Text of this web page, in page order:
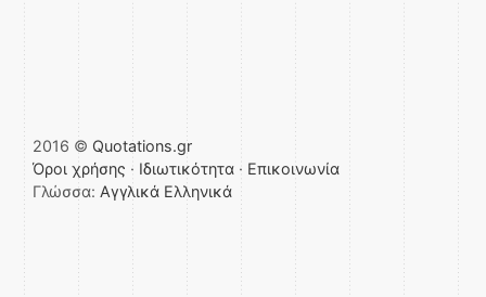
2016 © Quotations.gr
Όροι χρήσης · Ιδιωτικότητα · Επικοινωνία
Γλώσσα: Αγγλικά Ελληνικά